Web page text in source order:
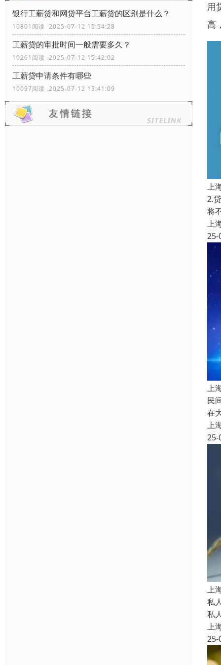
银行工薪贷和网贷平台工薪贷的区别是什么？
10801阅读 2025-07-12 15:54:28
工薪贷的审批时间一般需要多久？
10261阅读 2025-07-12 15:42:02
工薪贷申请条件有哪些
10097阅读 2025-07-12 15:41:09
用
高
上
2.
将
上
25-
上
民
在
上
25-
上
私
私
上
25-